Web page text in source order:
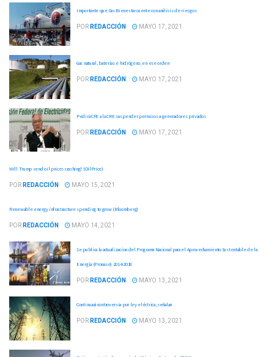
Importante que Gas Bienestar cuente con análisis de riesgos
POR REDACCIÓN MAYO 17, 2021
Gas natural, baterías e hidrógeno, en ese orden
POR REDACCIÓN MAYO 17, 2021
Pedirá CFE a la CRE suspender permisos a generadores privados
POR REDACCIÓN MAYO 17, 2021
Will Trump send oil prices crashing? (OilPrice)
POR REDACCIÓN MAYO 15, 2021
Renewable energy infrastructure spending to grow (Bloomberg)
POR REDACCIÓN MAYO 14, 2021
Se publica la actualizacion del Programa Nacional para el Aprovechamiento Sustentable de la
Energía (Pronase) 2014-2018
POR REDACCIÓN MAYO 13, 2021
Continuará controversia por ley eléctrica, señalan
POR REDACCIÓN MAYO 13, 2021